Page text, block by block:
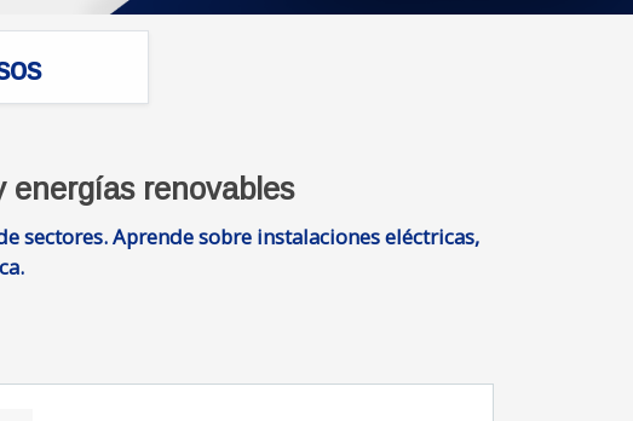
energías renovables
sectores. Aprende sobre instalaciones eléctricas,